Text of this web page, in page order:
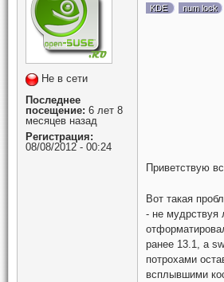
Не в сети
Последнее
посещение: 6 лет 8
месяцев назад
Регистрация:
08/08/2012 - 00:24
KDE num lock
Приветствую
Вот такая
- не мудрствуя
ранее 13.1, а
потрохами
всплывшими